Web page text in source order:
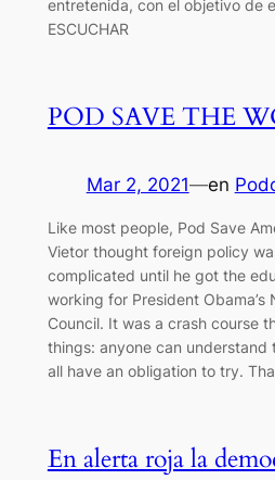
entretenida, con el objetivo de
ESCUCHAR
POD SAVE THE
Mar 2, 2021—en
Like most people, Pod Save
Vietor thought foreign policy
complicated until he got the
working for President Obama’s
Council. It was a crash course
things: anyone can understand
all have an obligation to try.
En alerta roja la